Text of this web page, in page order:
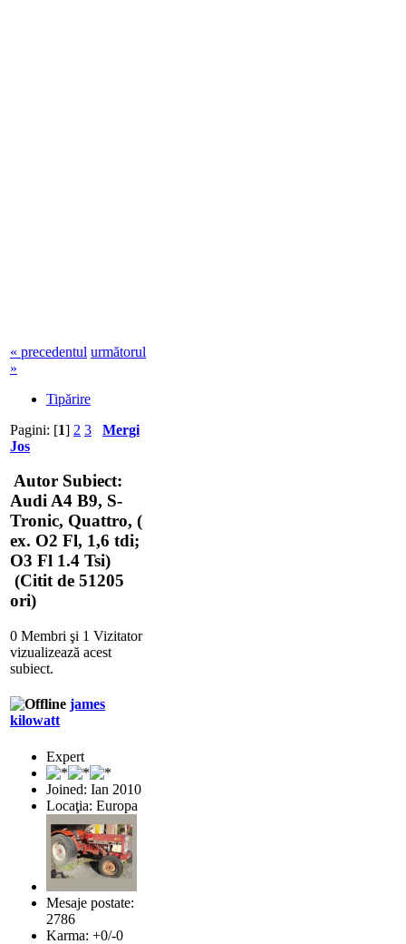
« precedentul următorul
»
Tipărire
Pagini: [1] 2 3
Mergi
Jos
Autor Subiect:
Audi A4 B9, S-
Tronic, Quattro, (
ex. O2 Fl, 1,6 tdi;
O3 Fl 1.4 Tsi)
(Citit de 51205
ori)
0 Membri şi 1 Vizitator
vizualizează acest
subiect.
james
kilowatt
Expert
Joined: Ian 2010
Locaţia: Europa
Mesaje postate:
2786
Karma: +0/-0